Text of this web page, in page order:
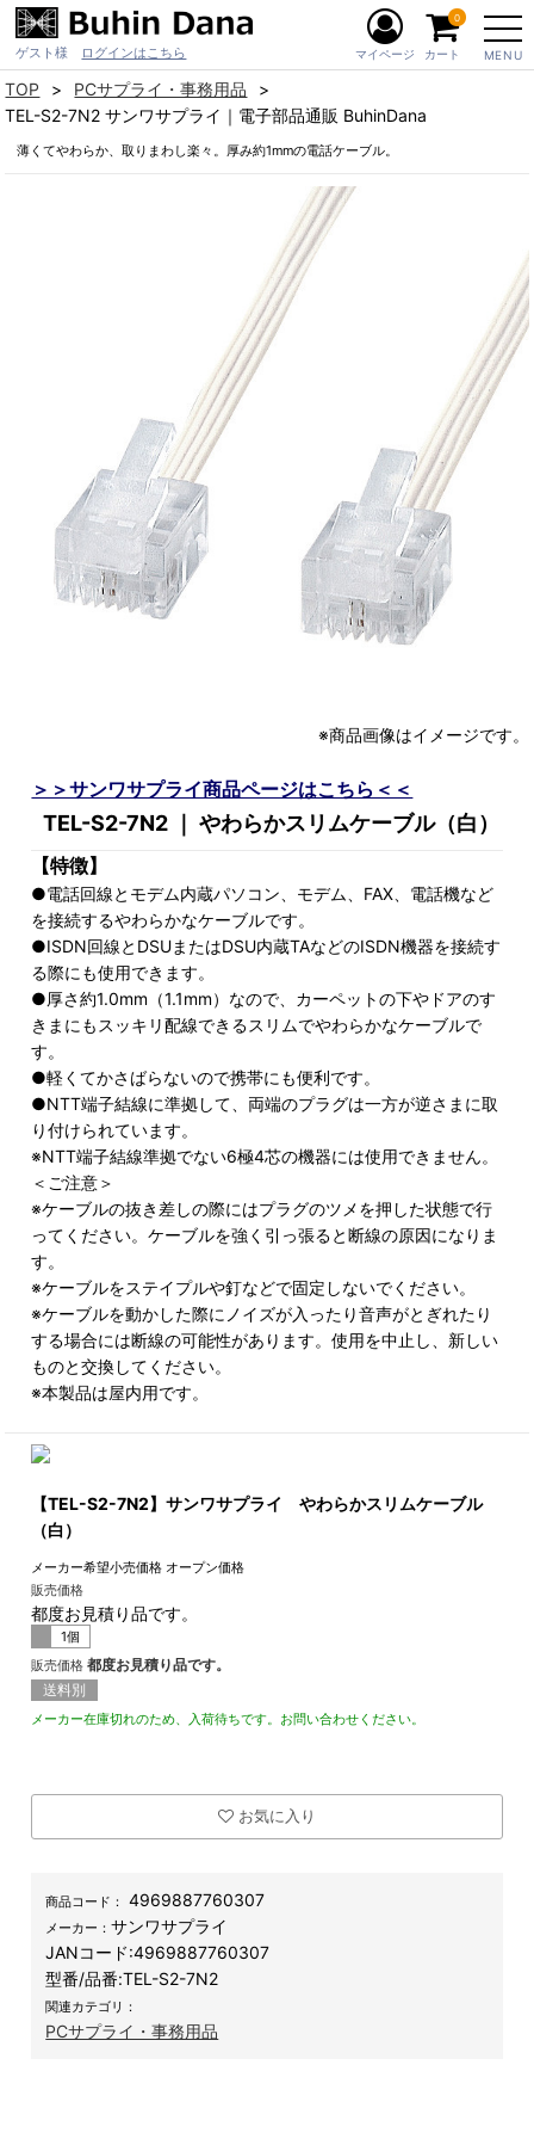
ゲスト様 ログインはこちら MENU
マイページ カート
0
TOP
PCサプライ・事務用品
TEL-S2-7N2 サンワサプライ｜電子部品通販 BuhinDana
薄くてやわらか、取りまわし楽々。厚み約1mmの電話ケーブル。
※商品画像はイメージです。
＞＞サンワサプライ商品ページはこちら＜＜
TEL-S2-7N2 ｜ やわらかスリムケーブル（白）
【特徴】
●電話回線とモデム内蔵パソコン、モデム、FAX、電話機など
を接続するやわらかなケーブルです。
●ISDN回線とDSUまたはDSU内蔵TAなどのISDN機器を接続す
る際にも使用できます。
●厚さ約1.0mm（1.1mm）なので、カーペットの下やドアのす
きまにもスッキリ配線できるスリムでやわらかなケーブルで
す。
●軽くてかさばらないので携帯にも便利です。
●NTT端子結線に準拠して、両端のプラグは一方が逆さまに取
り付けられています。
※NTT端子結線準拠でない6極4芯の機器には使用できません。
＜ご注意＞
※ケーブルの抜き差しの際にはプラグのツメを押した状態で行
ってください。ケーブルを強く引っ張ると断線の原因になりま
す。
※ケーブルをステイプルや釘などで固定しないでください。
※ケーブルを動かした際にノイズが入ったり音声がとぎれたり
する場合には断線の可能性があります。使用を中止し、新しい
ものと交換してください。
※本製品は屋内用です。
【TEL-S2-7N2】サンワサプライ やわらかスリムケーブル
（白）
メーカー希望小売価格 オープン価格
販売価格
都度お見積り品です。
1個
販売価格 都度お見積り品です。
送料別
メーカー在庫切れのため、入荷待ちです。お問い合わせください。
お気に入り
商品コード： 4969887760307
メーカー：サンワサプライ
JANコード:4969887760307
型番/品番:TEL-S2-7N2
関連カテゴリ：
PCサプライ・事務用品